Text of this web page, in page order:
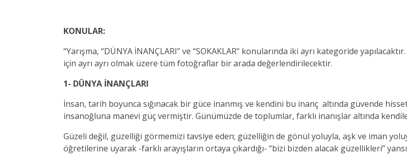
KONULAR:
“Yarışma, “DÜNYA İNANÇLARI” ve “SOKAKLAR" konularında iki ayrı kategoride
için ayrı ayrı olmak üzere tüm fotoğraflar bir arada değerlendirilecektir.
1- DÜNYA İNANÇLARI
İnsan, tarih boyunca sığınacak bir güce inanmış ve kendini bu inanç altında güvende
insanoğluna manevi güç vermiştir. Günümüzde de toplumlar, farklı inanışlar altında
Güzeli değil, güzelliği görmemizi tavsiye eden; güzelliğin de gönül yoluyla, aşk ve iman
öğretilerine uyarak -farklı arayışların ortaya çıkardığı- “bizi bizden alacak güzellikleri”